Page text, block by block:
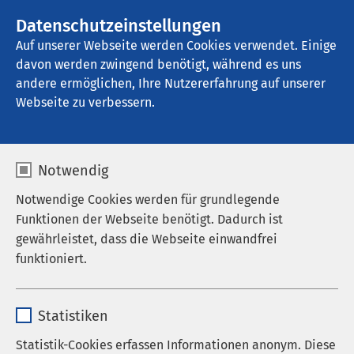
Datenschutzeinstellungen
Auf unserer Webseite werden Cookies verwendet. Einige
davon werden zwingend benötigt, während es uns
andere ermöglichen, Ihre Nutzererfahrung auf unserer
Webseite zu verbessern.
Notwendig
Notwendige Cookies werden für grundlegende
Funktionen der Webseite benötigt. Dadurch ist
gewährleistet, dass die Webseite einwandfrei
funktioniert.
Anbieter sgalinski
Statistiken
Statistik-Cookies erfassen Informationen anonym. Diese
AMEOS Klinikum Bad Salzuflen
Medizinstudium ohne NC
Studium der
Humanmedizin
Deutschsprachiger Studiengang in
Kroatien